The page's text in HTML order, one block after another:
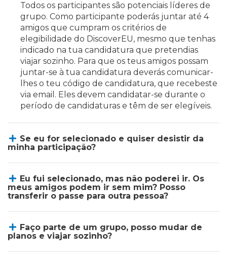
Todos os participantes são potenciais líderes de
grupo. Como participante poderás juntar até 4
amigos que cumpram os critérios de
elegibilidade do DiscoverEU, mesmo que tenhas
indicado na tua candidatura que pretendias
viajar sozinho. Para que os teus amigos possam
juntar-se à tua candidatura deverás comunicar-
lhes o teu código de candidatura, que recebeste
via email. Eles devem candidatar-se durante o
período de candidaturas e têm de ser elegíveis.
Se eu for selecionado e quiser desistir da
minha participação?
Eu fui selecionado, mas não poderei ir. Os
meus amigos podem ir sem mim? Posso
transferir o passe para outra pessoa?
Faço parte de um grupo, posso mudar de
planos e viajar sozinho?